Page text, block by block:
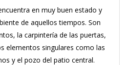
en muy buen estado y
de aquellos tiempos. Son
la carpintería de las puertas,
elementos singulares como las
y el pozo del patio central.